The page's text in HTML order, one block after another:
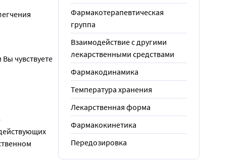
чувствуете
Фармакотерапевтическая
группа
Взаимодействие с другими
лекарственными средствами
Фармакодинамика
Температура хранения
Лекарственная форма
Фармакокинетика
Передозировка